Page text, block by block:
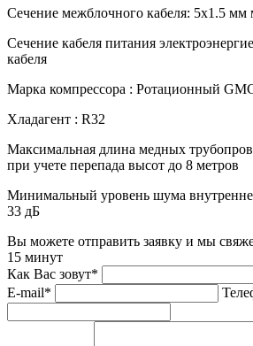
Сечение межблочного кабеля: 5х1.5 мм
Сечение кабеля питания
кабеля
Марка компрессора : Ротационный
Хладагент : R32
Максимальная длина медных
при учете перепада высот до 8 метров
Минимальный уровень шума
33 дБ
Вы можете отправить заявку и мы
15 минут
Как Вас зовут*
E-mail*